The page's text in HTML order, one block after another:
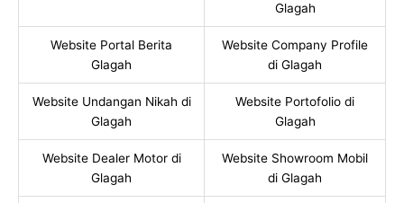
Glagah
Website Portal Berita
Glagah
Website Company Profile
di Glagah
Website Undangan Nikah di
Glagah
Website Portofolio di
Glagah
Website Dealer Motor di
Glagah
Website Showroom Mobil
di Glagah